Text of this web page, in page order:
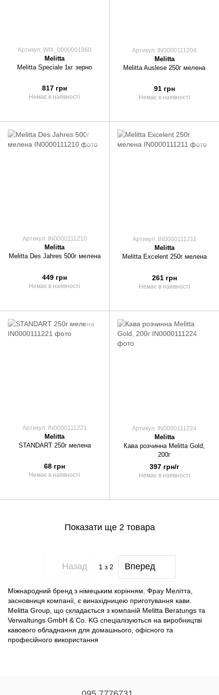
Артикул: WIX_0000001960
Melitta
Melitta Speciale 1кг зерно
817 грн
Немає в наявності
Артикул: IN0000111204
Melitta
Melitta Auslese 250г мелена
91 грн
Немає в наявності
Артикул: IN0000111210
Melitta
Melitta Des Jahres 500г мелена
449 грн
Немає в наявності
Артикул: IN0000111211
Melitta
Melitta Excelent 250г мелена
261 грн
Немає в наявності
Артикул: IN0000111221
Melitta
STANDART 250г мелена
68 грн
Немає в наявності
Артикул: IN0000111224
Melitta
Кава розчинна Melitta Gold,
200г
397 грн/г
Немає в наявності
Показати ще 2 товара
Назад 1 з 2 Вперед
Міжнародний бренд з німецьким корінням. Фрау Мелітта,
засновниця компанії, є винахідницею приготування кави.
Melitta Group, що складається з компаній Melitta Beratungs та
Verwaltungs GmbH & Co. KG спеціалізуються на виробництві
кавового обладнання для домашнього, офісного та
професійного використання